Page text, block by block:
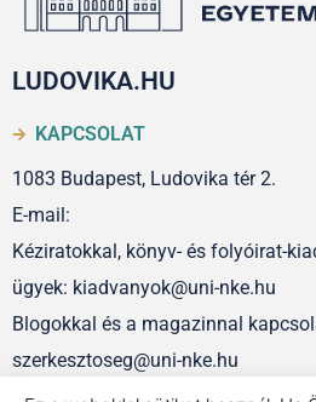
LUDOVIKA.HU
KAPCSOLAT
1083 Budapest, Ludovika tér 2.
E-mail:
Kéziratokkal, könyv- és folyóirat-
ügyek: kiadvanyok@uni-nke.hu
Blogokkal és a magazinnal
szerkesztoseg@uni-nke.hu